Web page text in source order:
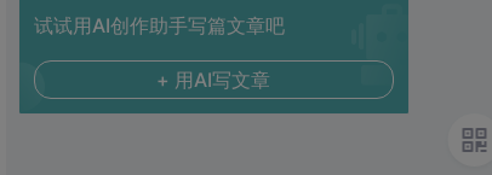
方刀架 法兰盘 倒挡拨叉 转速器盘 后钢板弹簧吊耳
试试用AI创作助手写篇文章吧
+ 用AI写文章